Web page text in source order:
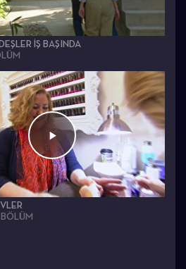
İŞ BAŞINDA